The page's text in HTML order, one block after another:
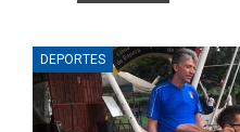
DEPORTES